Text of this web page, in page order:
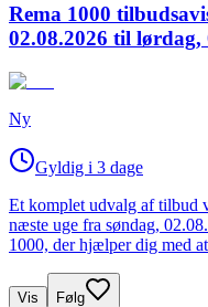
Rema 1000
02.08.2026 til lørdag,
Ny
Gyldig i 3 dage
Et komplet udvalg af tilbud
næste uge fra søndag,
1000, der hjælper dig med
Vis Følg